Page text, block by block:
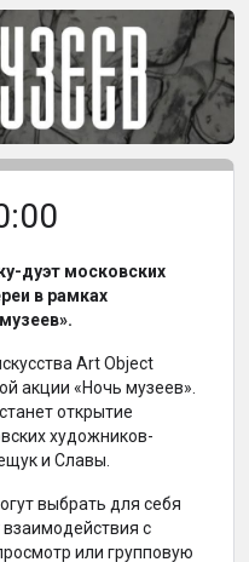
дуэт московских
в рамках
Art Object
акции «Ночь музеев».
открытие
художников-
и Славы.
выбрать для себя
с
или групповую